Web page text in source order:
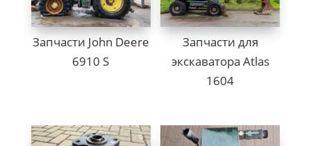
Запчасти John Deere
6910 S
Запчасти для
экскаватора Atlas
1604